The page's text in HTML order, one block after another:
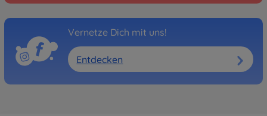
Vernetze Dich mit uns!
Entdecken